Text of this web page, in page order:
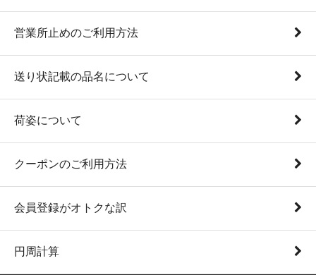
営業所止めのご利用方法
送り状記載の品名について
荷姿について
クーポンのご利用方法
会員登録がオトクな訳
円周計算